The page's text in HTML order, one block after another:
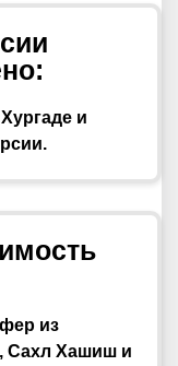
и
из
Сахл Хашиш и